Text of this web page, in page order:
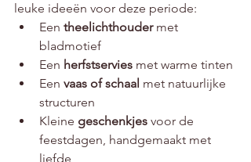
leuke ideeën voor deze periode:
Een theelichthouder met
bladmotief
Een herfstservies met warme tinten
Een vaas of schaal met natuurlijke
structuren
Kleine geschenkjes voor de
feestdagen, handgemaakt met
liefde